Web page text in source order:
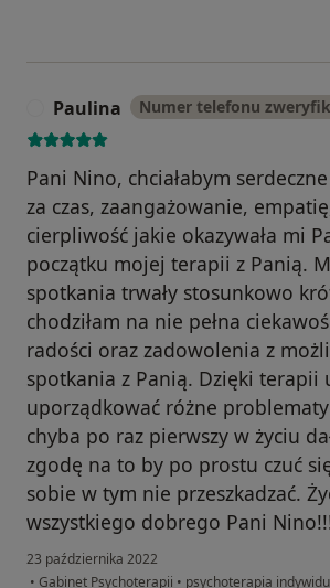
Paulina Numer telefonu
Pani Nino, chciałabym
za czas, zaangażowanie,
cierpliwość jakie okazywała mi
początku mojej terapii z Panią.
spotkania trwały stosunkowo
chodziłam na nie pełna
radości oraz zadowolenia z
spotkania z Panią. Dzięki terapii
uporządkować różne
chyba po raz pierwszy w życiu
zgodę na to by po prostu czuć
sobie w tym nie przeszkadzać.
wszystkiego dobrego Pani
23 października 2022
• Gabinet Psychoterapii • psychoterapia